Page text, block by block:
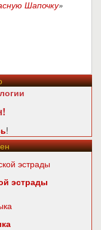
Шапочку»
!
эстрады